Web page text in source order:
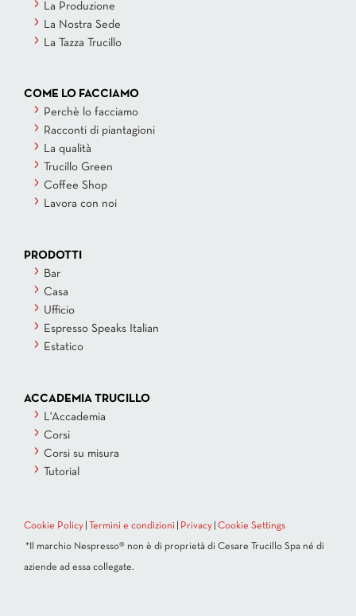
La Produzione
La Nostra Sede
La Tazza Trucillo
COME LO FACCIAMO
Perchè lo facciamo
Racconti di piantagioni
La qualità
Trucillo Green
Coffee Shop
Lavora con noi
PRODOTTI
Bar
Casa
Ufficio
Espresso Speaks Italian
Estatico
ACCADEMIA TRUCILLO
L'Accademia
Corsi
Corsi su misura
Tutorial
Cookie Policy Termini e condizioni Privacy Cookie Settings
*Il marchio Nespresso® non è di proprietà di Cesare Trucillo Spa né di
aziende ad essa collegate.